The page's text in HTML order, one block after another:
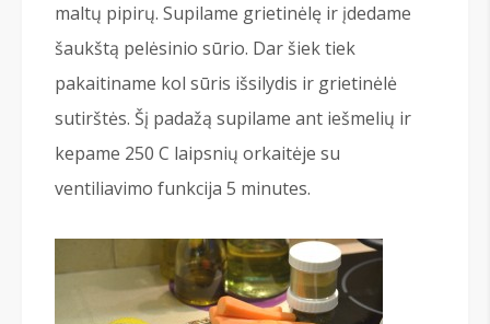
maltų pipirų. Supilame grietinėlę ir įdedame
šaukštą pelėsinio sūrio. Dar šiek tiek
pakaitiname kol sūris išsilydis ir grietinėlė
sutirštės. Šį padažą supilame ant iešmelių ir
kepame 250 C laipsnių orkaitėje su
ventiliavimo funkcija 5 minutes.